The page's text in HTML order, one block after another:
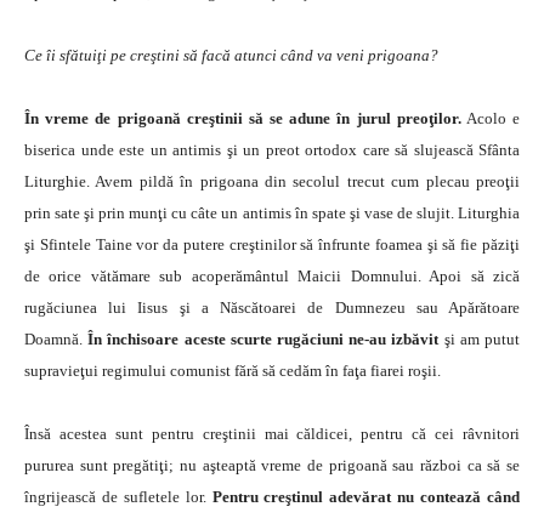
Ce îi sfătuiţi pe creştini să facă atunci când va veni prigoana?
În vreme de prigoană creştinii să se adune în jurul preoţilor.Acolo e
biserica unde este un antimis şi un preot ortodox care să slujească Sfânta
Liturghie. Avem pildă în prigoana din secolul trecut cum plecau preoţii
prin sate şi prin munţi cu câte un antimis în spate şi vase de slujit. Liturghia
şi Sfintele Taine vor da putere creştinilor să înfrunte foamea şi să fie păziţi
de orice vătămare sub acoperământul Maicii Domnului. Apoi să zică
rugăciunea lui Iisus şi a Născătoarei de Dumnezeu sau Apărătoare
Doamnă.În închisoare aceste scurte rugăciuni ne-au izbăvitşi am putut
supravieţui regimului comunist fără să cedăm în faţa fiarei roşii.
Însă acestea sunt pentru creştinii mai căldicei, pentru că cei râvnitori
pururea sunt pregătiţi; nu aşteaptă vreme de prigoană sau război ca să se
îngrijească de sufletele lor. Pentru creştinul adevărat nu contează când